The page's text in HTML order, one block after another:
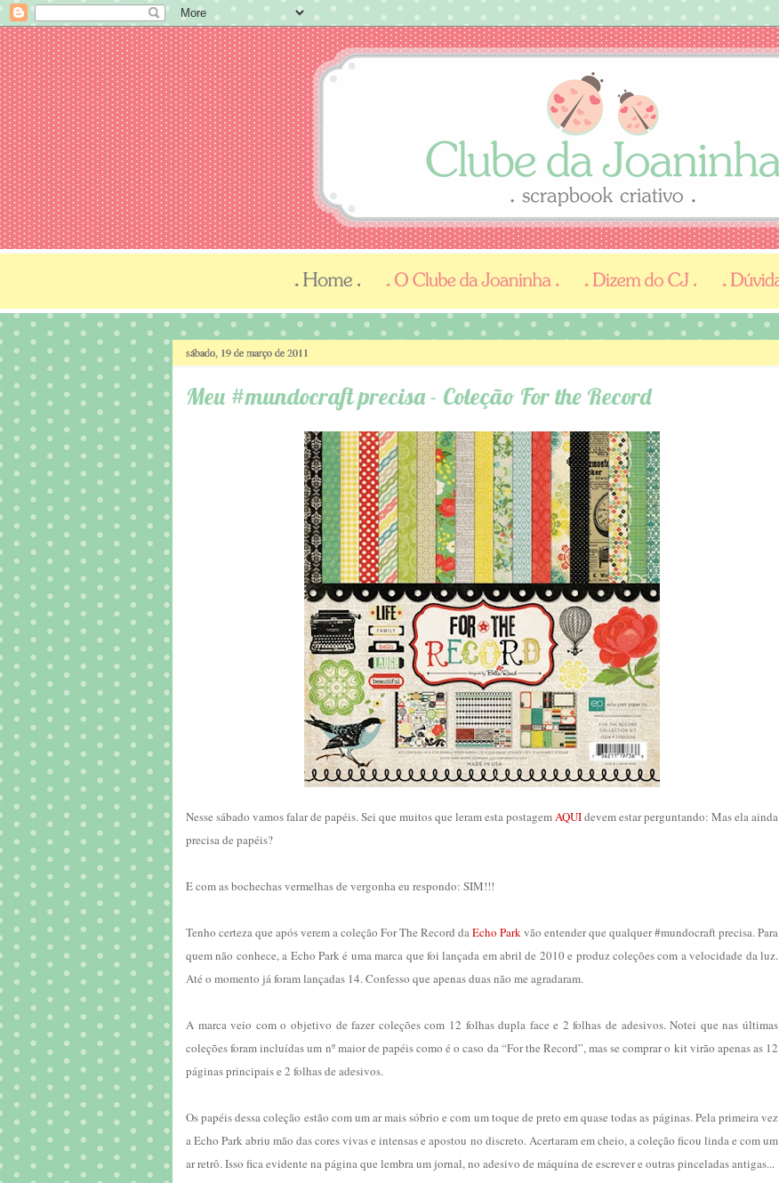
sábado, 19 de março de 2011
Meu #mundocraft precisa - Coleção For the Record
Nesse sábado vamos falar de papéis. Sei que muitos que leram esta postagemAQUIdevem estar perguntando: Mas ela ainda
precisa de papéis?
E com as bochechas vermelhas de vergonha eu respondo: SIM!!!
Tenho certeza que após verem a coleção For The Record daEcho Parkvão entender que qualquer #mundocraft precisa. Para
quem não conhece, a Echo Park é uma marca que foi lançada em abril de 2010 e produz coleções com a velocidade da luz.
Até o momento já foram lançadas 14. Confesso que apenas duas não me agradaram.
A marca veio com o objetivo de fazer coleções com 12 folhas dupla face e 2 folhas de adesivos. Notei que nas últimas
coleções foram incluídas um nº maior de papéis como é o caso da “For the Record”, mas se comprar o kit virão apenas as 12
páginas principais e 2 folhas de adesivos.
Os papéis dessa coleção estão com um ar mais sóbrio e com um toque de preto em quase todas as páginas. Pela primeira vez
a Echo Park abriu mão das cores vivas e intensas e apostou no discreto. Acertaram em cheio, a coleção ficou linda e com um
ar retrô. Isso fica evidente na página que lembra um jornal, no adesivo de máquina de escrever e outras pinceladas antigas...